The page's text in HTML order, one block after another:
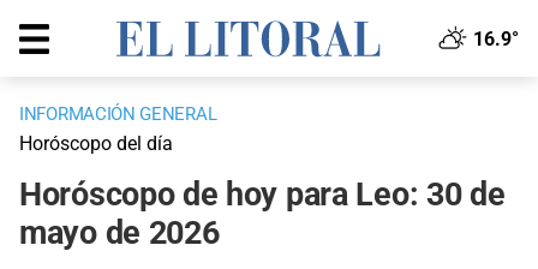
16.9°
INFORMACIÓN GENERAL
Horóscopo del día
Horóscopo de hoy para Leo: 30 de
mayo de 2026